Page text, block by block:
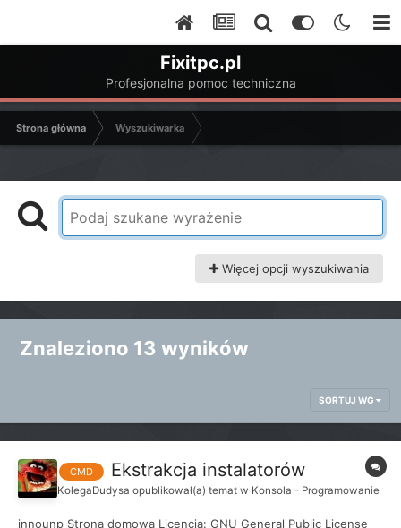
Fixitpc.pl
Profesjonalna pomoc techniczna
Strona główna Wyszukiwarka
Więcej opcji wyszukiwania
Znaleziono 13 wyników
SORTUJ WG
CMD Ekstrakcja instalatorów
KolegaDudysa opublikował(a) temat w Konsola - Programowanie
innounp Strona domowa Licencja: GNU General Public License